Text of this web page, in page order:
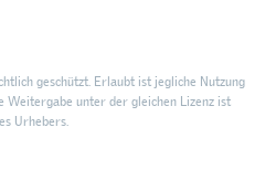
geschützt. Erlaubt ist jegliche Nutzung
Weitergabe unter der gleichen Lizenz ist
Urhebers.